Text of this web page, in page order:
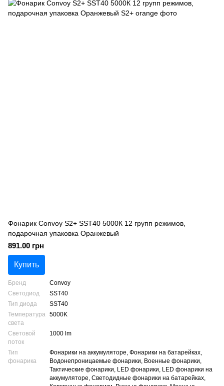
Фонарик Convoy S2+ SST40 5000К 12 групп режимов,
подарочная упаковка Оранжевый
891.00 грн
Купить
Бренд
Convoy
Светодиод
SST40
Тип диода
SST40
Температура
света
5000K
Световой
поток
1000 lm
Тип
фонарика
Фонарики на аккумуляторе, Фонарики на батарейках,
Водонепроницаемые фонарики, Военные фонарики,
Тактические фонарики, LED фонарики, LED фонарики на
аккумуляторе, Светодидные фонарики на батарейках,